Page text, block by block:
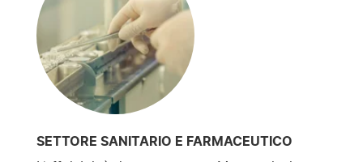
SETTORE SANITARIO E FARMACEUTICO